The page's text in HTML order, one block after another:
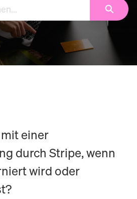
Suchen
einer
durch Stripe, wenn
wird oder